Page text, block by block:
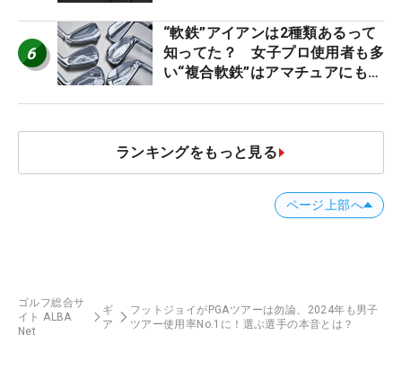
6
“軟鉄”アイアンは2種類あるって
知ってた？ 女子プロ使用者も多
い“複合軟鉄”はアマチュアにもオ
ランキングをもっと見る
ページ上部へ
ゴルフ総合サ
イト ALBA
Net
ギ
ア
フットジョイがPGAツアーは勿論、2024年も男子
ツアー使用率No.1に！選ぶ選手の本音とは？